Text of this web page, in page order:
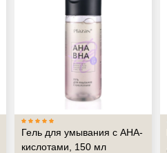
Гель для умывания с АНА-
кислотами, 150 мл